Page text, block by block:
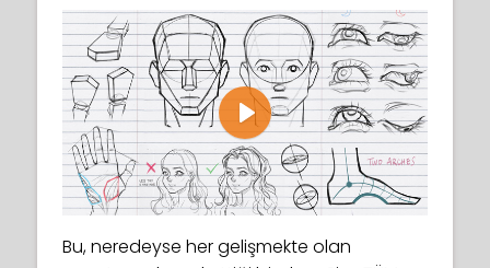
Play
Bu, neredeyse her gelişmekte olan